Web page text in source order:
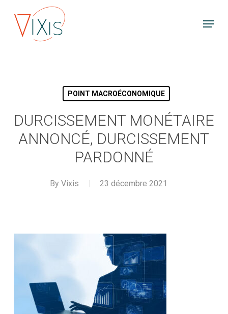
Menu
POINT MACROÉCONOMIQUE
DURCISSEMENT MONÉTAIRE
ANNONCÉ, DURCISSEMENT
PARDONNÉ
By Vixis 23 décembre 2021